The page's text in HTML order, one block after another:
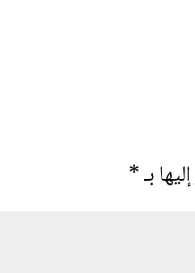
بـ*